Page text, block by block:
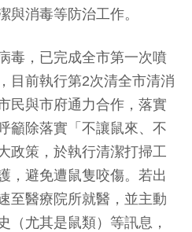
與消毒等防治工作。
毒，已完成全市第一次噴
目前執行第2次清全市清消
民與市府通力合作，落實
籲除落實「不讓鼠來、不
政策，於執行清潔打掃工
，避免遭鼠隻咬傷。若出
至醫療院所就醫，並主動
（尤其是鼠類）等訊息，